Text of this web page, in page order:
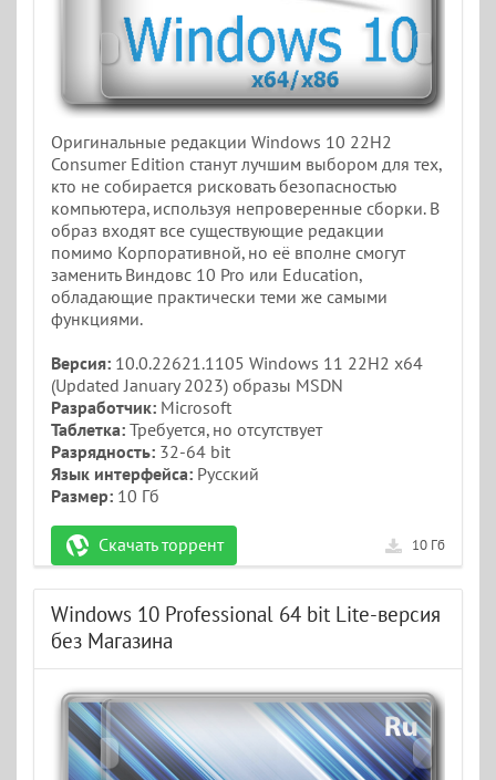
Оригинальные редакции Windows 10 22H2
Consumer Edition станут лучшим выбором для тех,
кто не собирается рисковать безопасностью
компьютера, используя непроверенные сборки. В
образ входят все существующие редакции
помимо Корпоративной, но её вполне смогут
заменить Виндовс 10 Pro или Education,
обладающие практически теми же самыми
функциями.
Версия: 10.0.22621.1105 Windows 11 22H2 x64
(Updated January 2023) образы MSDN
Разработчик: Microsoft
Таблетка: Требуется, но отсутствует
Разрядность: 32-64 bit
Язык интерфейса: Русский
Размер: 10 Гб
Скачать торрент 10 Гб
Windows 10 Professional 64 bit Lite-версия
без Магазина